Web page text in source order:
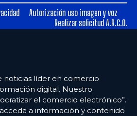
Autorización uso imagen y voz
Realizar solicitud A.R.C.O.
noticias líder en comercio
digital. Nuestro
el comercio electrónico”.
a información y contenido